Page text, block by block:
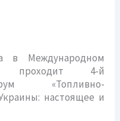
в Международном
проходит 4-й
«Топливно-
настоящее и